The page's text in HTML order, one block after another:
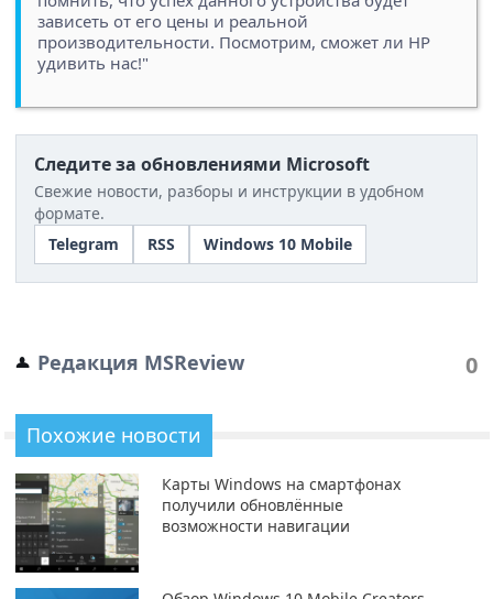
зависеть от его цены и реальной
производительности. Посмотрим, сможет ли HP
удивить нас!"
Следите за обновлениями Microsoft
Свежие новости, разборы и инструкции в удобном
формате.
Telegram
RSS Windows 10 Mobile
Редакция MSReview 0
Похожие новости
Карты Windows на смартфонах
получили обновлённые
возможности навигации